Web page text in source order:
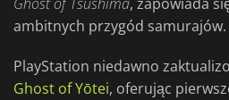
ambitnych przygód samurajów.
PlayStation niedawno
Ghost of Yōtei, oferując